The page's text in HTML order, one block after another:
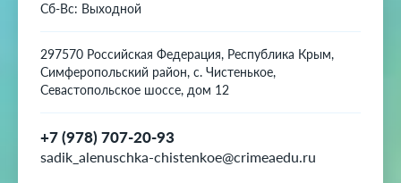
Сб-Вс: Выходной
297570 Российская Федерация, Республика Крым,
Симферопольский район, с. Чистенькое,
Севастопольское шоссе, дом 12
+7 (978) 707-20-93
sadik_alenuschka-chistenkoe@crimeaedu.ru